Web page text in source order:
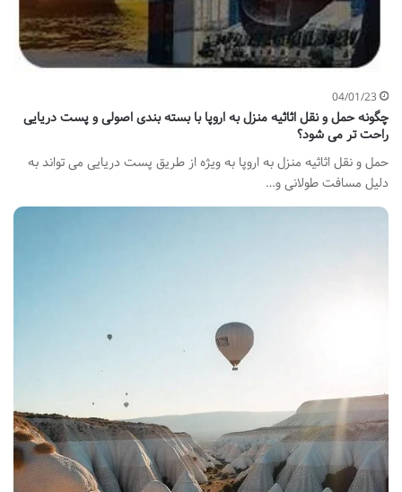
04/01/23
چگونه حمل و نقل اثاثیه منزل به اروپا با بسته بندی اصولی و پست دریایی
راحت تر می شود؟
حمل و نقل اثاثیه منزل به اروپا به ویژه از طریق پست دریایی می تواند به
دلیل مسافت طولانی و…